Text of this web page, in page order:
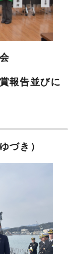
報告並びに
づき）